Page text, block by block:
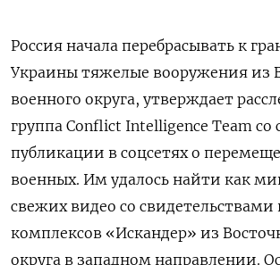
Россия начала перебрасывать к
Украины тяжелые вооружения из
военного округа, утверждает
группа Conflict Intelligence Team со
публикации в соцсетях о
военных. Им удалось найти как
свежих видео со свидетельствами
комплексов «Искандер» из
округа в западном направлении.